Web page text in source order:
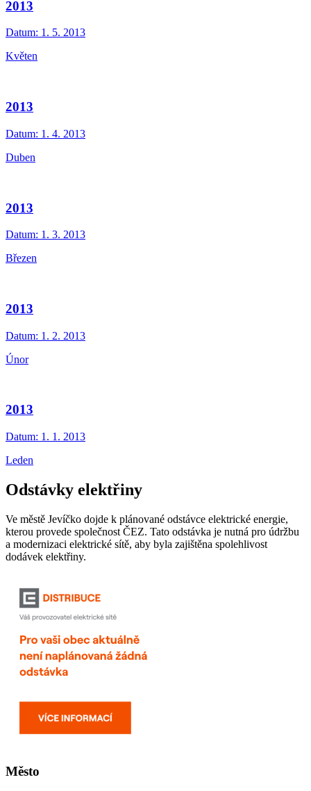
2013
Datum: 1. 5. 2013
Květen
2013
Datum: 1. 4. 2013
Duben
2013
Datum: 1. 3. 2013
Březen
2013
Datum: 1. 2. 2013
Únor
2013
Datum: 1. 1. 2013
Leden
Odstávky elektřiny
Ve městě Jevíčko dojde k plánované odstávce elektrické energie,
kterou provede společnost ČEZ. Tato odstávka je nutná pro údržbu
a modernizaci elektrické sítě, aby byla zajištěna spolehlivost
dodávek elektřiny.
Město